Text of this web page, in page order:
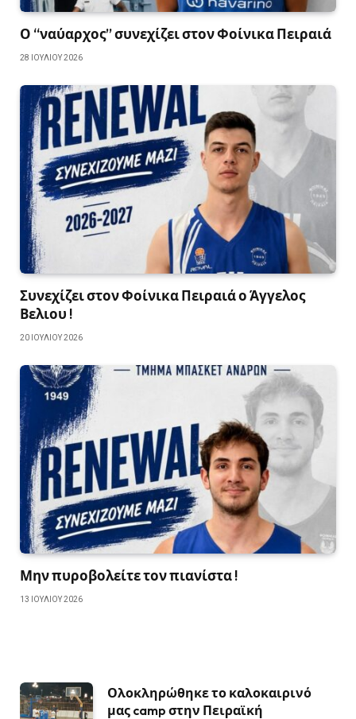
Ο “ναύαρχος” συνεχίζει στον Φοίνικα Πειραιά
28 ΙΟΥΛΊΟΥ 2026
Συνεχίζει στον Φοίνικα Πειραιά ο Άγγελος
Βελιου !
20 ΙΟΥΛΊΟΥ 2026
Μην πυροβολείτε τον πιανίστα !
13 ΙΟΥΛΊΟΥ 2026
Ολοκληρώθηκε το καλοκαιρινό
μας camp στην Πειραϊκή